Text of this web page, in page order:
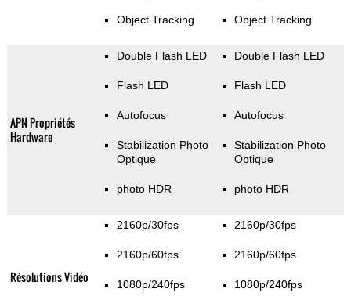
Object Tracking Object Tracking
APN Propriétés
Hardware
Double Flash LED
Flash LED
Autofocus
Stabilization Photo
Optique
photo HDR
Double Flash LED
Flash LED
Autofocus
Stabilization Photo
Optique
photo HDR
Résolutions Vidéo
2160p/30fps
2160p/60fps
1080p/240fps
2160p/30fps
2160p/60fps
1080p/240fps